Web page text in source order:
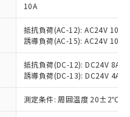
10A
抵抗負荷(AC-12): AC24V 10A/
誘導負荷(AC-15): AC24V
抵抗負荷(DC-12): DC24V 8A/
誘導負荷(DC-13): DC24V 4A/
測定条件: 周囲温度 20±2℃、
だき、同意のうえ
令（10物質）の
供可能な商品で
（10物質）の非含
替える予定のある
指令（10物質）の
、対応品を出す予